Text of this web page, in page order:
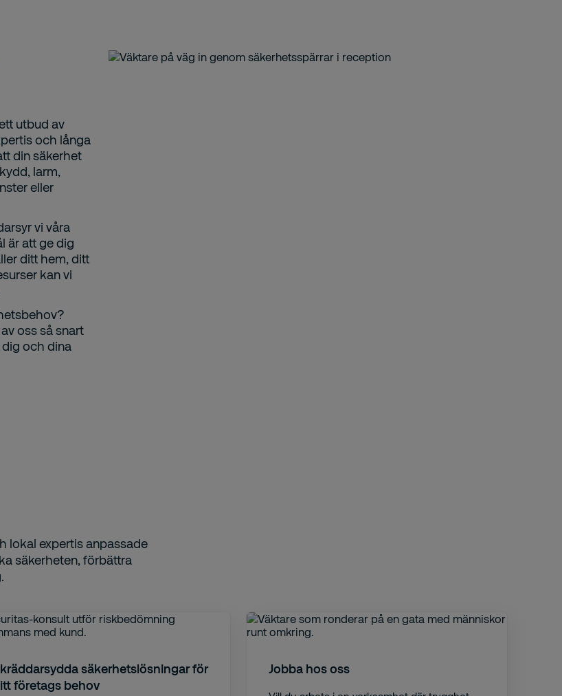
utbud av
och långa
din säkerhet
larm,
eller
vi våra
är att ge dig
ditt hem, ditt
kan vi
oss så snart
och dina
lokal expertis anpassade
säkerheten, förbättra
säkerhetslösningar för
företags behov
Jobba hos oss